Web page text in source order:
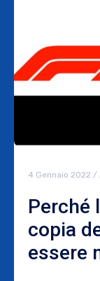
4 Gennaio 2022 /
Perché
copia
essere